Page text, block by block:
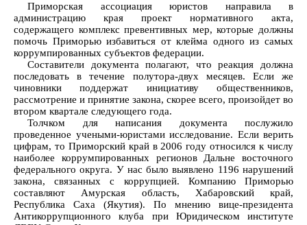
Приморская ассоциация юристов направила в
администрацию края проект нормативного акта,
содержащего комплекс превентивных мер, которые должны
помочь Приморью избавиться от клейма одного из самых
коррумпированных субъектов федерации.
Составители документа полагают, что реакция должна
последовать в течение полутора-двух месяцев. Если же
чиновники поддержат инициативу общественников,
рассмотрение и принятие закона, скорее всего, произойдет во
втором квартале следующего года.
Толчком для написания документа послужило
проведенное учеными-юристами исследование. Если верить
цифрам, то Приморский край в 2006 году относился к числу
наиболее коррумпированных регионов Дальне восточного
федерального округа. У нас было выявлено 1196 нарушений
закона, связанных с коррупцией. Компанию Приморью
составляют Амурская область, Хабаровский край,
Республика Саха (Якутия). По мнению вице-президента
Антикоррупционного клуба при Юридическом институте